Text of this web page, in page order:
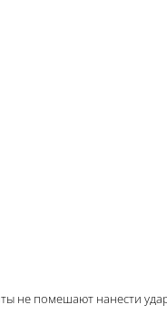
не помешают нанести